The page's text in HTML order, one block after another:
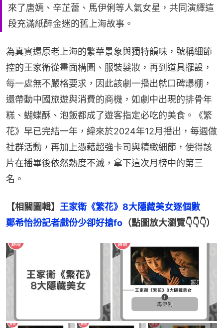
來了唐嫣、辛芷蕾、馬伊俐等人氣女星，共同演繹這
段充滿紙醉金迷的舊上海故事。
為真實還原老上海的繁華景象與獨特韻味，號稱細節
控的王家衛從畫面構圖、服裝髮妝，再到道具擺設，
每一處無不嚴格要求，因此該劇一播出就口碑爆棚，
還帶動中國旅遊與消費的商機，如劇中出現的排骨年
糕、蝴蝶酥、泡飯都成了遊客指定必吃的美食。《繁
花》早已完結一年，緯來於2024年12月播出，每週做
社群活動，再加上憑藉超強卡司與精緻細節，使得該
片在播畢後依然熱度不滅，拿下這次月榜中的第三
名。
【相關圖輯】 王家衛《繁花》8大隱藏美女逐個數
鄭希怡扮記者戲份少卻好搶fo （點圖放大瀏覽👇👇👇）